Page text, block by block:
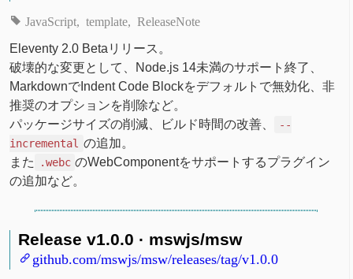
JavaScript template ReleaseNote
Eleventy 2.0 Betaリリース。
破壊的な変更として、Node.js 14未満のサポート終了、
MarkdownでIndent Code Blockをデフォルトで無効化、非
推奨のオプションを削除など。
パッケージサイズの削減、ビルド時間の改善、
--
incremental の追加。
また
.webc のWebComponentをサポートするプラグイン
の追加など。
Release v1.0.0 · mswjs/msw
github.com/mswjs/msw/releases/tag/v1.0.0